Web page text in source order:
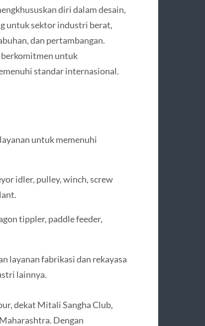
diri dalam desain,
untuk sektor industri berat,
dan pertambangan.
berkomitmen untuk
standar internasional.
untuk memenuhi
idler, pulley, winch, screw
tippler, paddle feeder,
layanan fabrikasi dan rekayasa
lainnya.
dekat Mitali Sangha Club,
Dengan